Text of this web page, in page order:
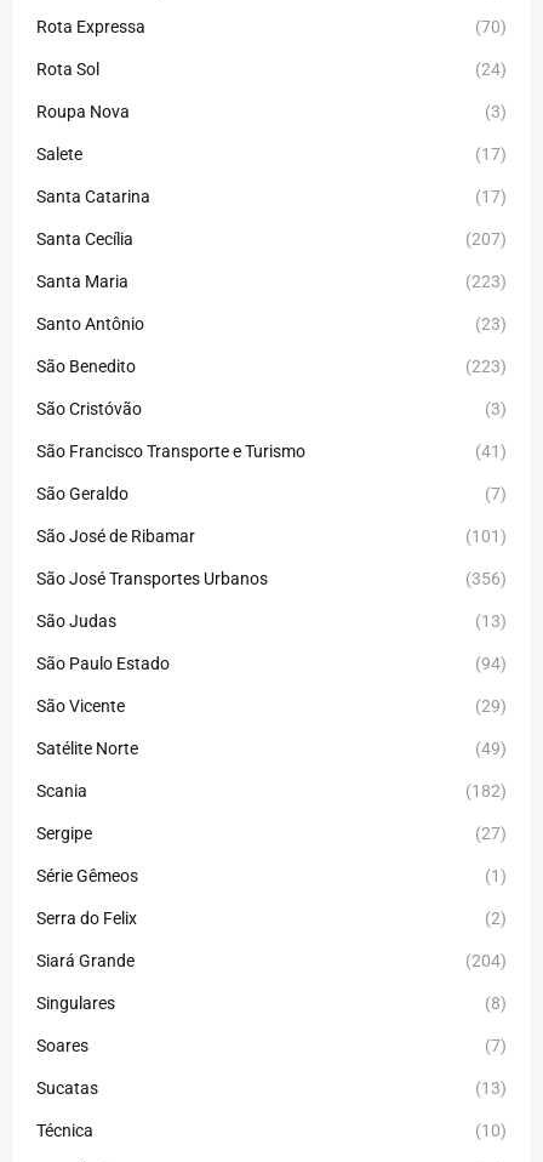
Rota Expressa (70)
Rota Sol (24)
Roupa Nova (3)
Salete (17)
Santa Catarina (17)
Santa Cecília (207)
Santa Maria (223)
Santo Antônio (23)
São Benedito (223)
São Cristóvão (3)
São Francisco Transporte e Turismo (41)
São Geraldo (7)
São José de Ribamar (101)
São José Transportes Urbanos (356)
São Judas (13)
São Paulo Estado (94)
São Vicente (29)
Satélite Norte (49)
Scania (182)
Sergipe (27)
Série Gêmeos (1)
Serra do Felix (2)
Siará Grande (204)
Singulares (8)
Soares (7)
Sucatas (13)
Técnica (10)